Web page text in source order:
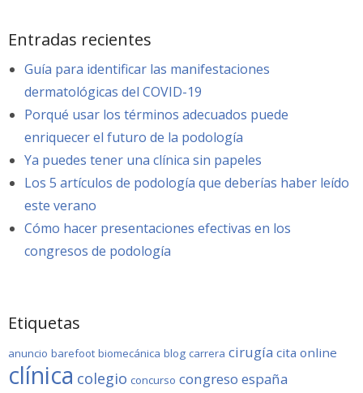
Entradas recientes
Guía para identificar las manifestaciones
dermatológicas del COVID-19
Porqué usar los términos adecuados puede
enriquecer el futuro de la podología
Ya puedes tener una clínica sin papeles
Los 5 artículos de podología que deberías haber leído
este verano
Cómo hacer presentaciones efectivas en los
congresos de podología
Etiquetas
anuncio barefoot biomecánica blog carrera cirugía cita online
clínica colegio concurso congreso españa